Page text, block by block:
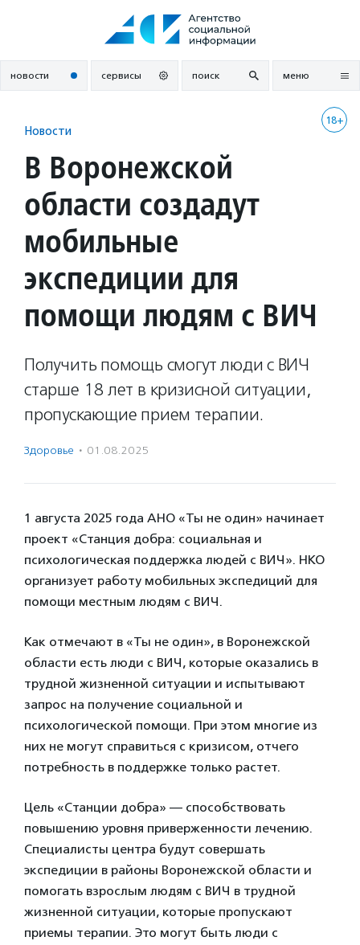
новости сервисы поиск меню
18+
Новости
В Воронежской
области создадут
мобильные
экспедиции для
помощи людям с ВИЧ
Получить помощь смогут люди с ВИЧ
старше 18 лет в кризисной ситуации,
пропускающие прием терапии.
Здоровье · 01.08.2025
1 августа 2025 года АНО «Ты не один» начинает
проект «Станция добра: социальная и
психологическая поддержка людей с ВИЧ». НКО
организует работу мобильных экспедиций для
помощи местным людям с ВИЧ.
Как отмечают в «Ты не один», в Воронежской
области есть люди с ВИЧ, которые оказались в
трудной жизненной ситуации и испытывают
запрос на получение социальной и
психологической помощи. При этом многие из
них не могут справиться с кризисом, отчего
потребность в поддержке только растет.
Цель «Станции добра» — способствовать
повышению уровня приверженности лечению.
Специалисты центра будут совершать
экспедиции в районы Воронежской области и
помогать взрослым людям с ВИЧ в трудной
жизненной ситуации, которые пропускают
приемы терапии. Это могут быть люди с